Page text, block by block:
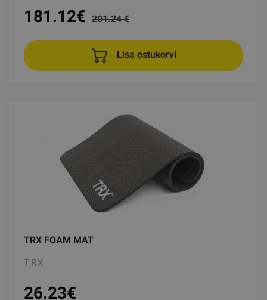
181.12€ 201.24 €
Lisa ostukorvi
TRX FOAM MAT
TRX
26.23€